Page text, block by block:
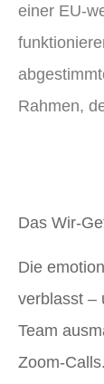
einer EU-
Rahmen,
Das Wir-
Die
verblasst –
Team
Zoom-